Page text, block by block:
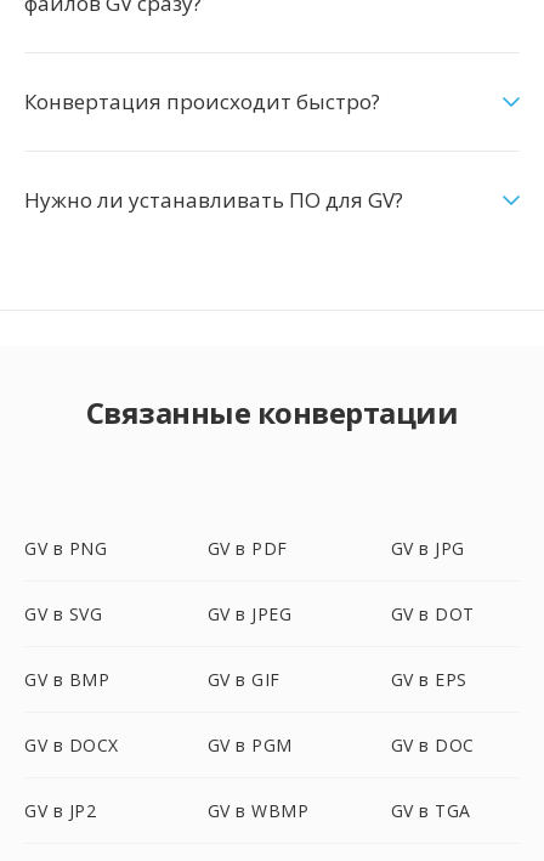
Конвертация происходит быстро?
Нужно ли устанавливать ПО для GV?
Связанные конвертации
GV в PNG GV в PDF GV в JPG
GV в SVG GV в JPEG GV в DOT
GV в BMP GV в GIF GV в EPS
GV в DOCX GV в PGM GV в DOC
GV в JP2 GV в WBMP GV в TGA